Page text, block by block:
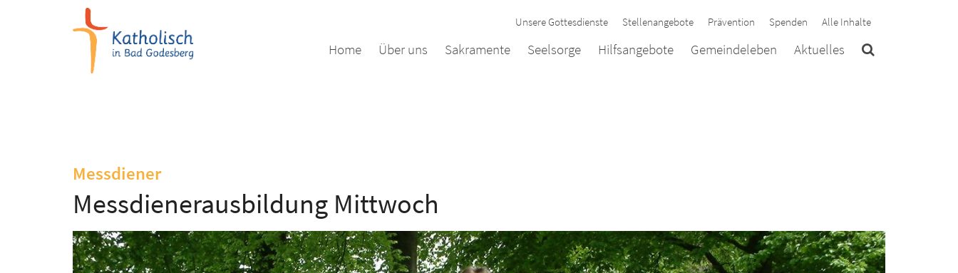
Zum Inhalt springen
Unsere Gottesdienste Stellenangebote Prävention Spenden Alle Inhalte
Home Über uns Sakramente Seelsorge Hilfsangebote Gemeindeleben Aktuelles
Messdiener:
Messdienerausbildung Mittwoch